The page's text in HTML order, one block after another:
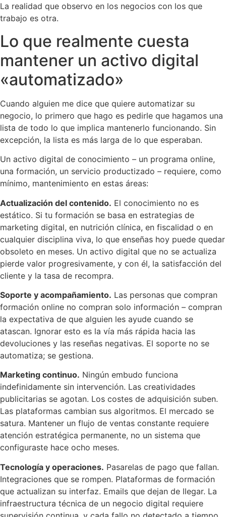
La realidad que observo en los negocios con los que
trabajo es otra.
Lo que realmente cuesta
mantener un activo digital
«automatizado»
Cuando alguien me dice que quiere automatizar su
negocio, lo primero que hago es pedirle que hagamos una
lista de todo lo que implica mantenerlo funcionando. Sin
excepción, la lista es más larga de lo que esperaban.
Un activo digital de conocimiento – un programa online,
una formación, un servicio productizado – requiere, como
mínimo, mantenimiento en estas áreas:
Actualización del contenido. El conocimiento no es
estático. Si tu formación se basa en estrategias de
marketing digital, en nutrición clínica, en fiscalidad o en
cualquier disciplina viva, lo que enseñas hoy puede quedar
obsoleto en meses. Un activo digital que no se actualiza
pierde valor progresivamente, y con él, la satisfacción del
cliente y la tasa de recompra.
Soporte y acompañamiento. Las personas que compran
formación online no compran solo información – compran
la expectativa de que alguien les ayude cuando se
atascan. Ignorar esto es la vía más rápida hacia las
devoluciones y las reseñas negativas. El soporte no se
automatiza; se gestiona.
Marketing continuo. Ningún embudo funciona
indefinidamente sin intervención. Las creatividades
publicitarias se agotan. Los costes de adquisición suben.
Las plataformas cambian sus algoritmos. El mercado se
satura. Mantener un flujo de ventas constante requiere
atención estratégica permanente, no un sistema que
configuraste hace ocho meses.
Tecnología y operaciones. Pasarelas de pago que fallan.
Integraciones que se rompen. Plataformas de formación
que actualizan su interfaz. Emails que dejan de llegar. La
infraestructura técnica de un negocio digital requiere